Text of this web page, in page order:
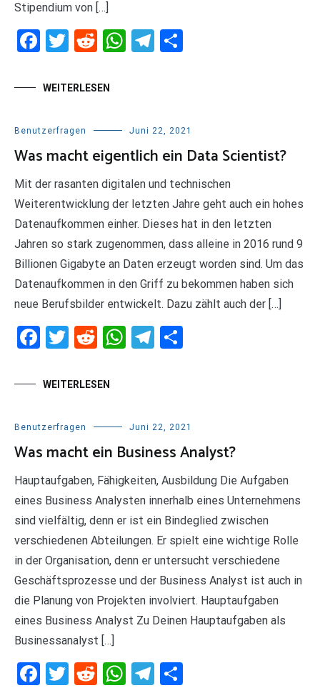
Stipendium von […]
Facebook
Twitter
RedditWhatsApp
Telegram
WEITERLESEN
Benutzerfragen Juni 22, 2021
Was macht eigentlich ein Data Scientist?
Mit der rasanten digitalen und technischen
Weiterentwicklung der letzten Jahre geht auch ein hohes
Datenaufkommen einher. Dieses hat in den letzten
Jahren so stark zugenommen, dass alleine in 2016 rund 9
Billionen Gigabyte an Daten erzeugt worden sind. Um das
Datenaufkommen in den Griff zu bekommen haben sich
neue Berufsbilder entwickelt. Dazu zählt auch der […]
Facebook
Twitter
RedditWhatsApp
Telegram
WEITERLESEN
Benutzerfragen Juni 22, 2021
Was macht ein Business Analyst?
Hauptaufgaben, Fähigkeiten, Ausbildung Die Aufgaben
eines Business Analysten innerhalb eines Unternehmens
sind vielfältig, denn er ist ein Bindeglied zwischen
verschiedenen Abteilungen. Er spielt eine wichtige Rolle
in der Organisation, denn er untersucht verschiedene
Geschäftsprozesse und der Business Analyst ist auch in
die Planung von Projekten involviert. Hauptaufgaben
eines Business Analyst Zu Deinen Hauptaufgaben als
Businessanalyst […]
Facebook
Twitter
RedditWhatsApp
Telegram